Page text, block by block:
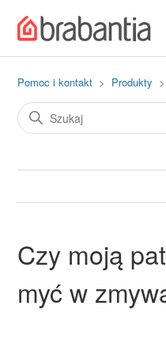
Pomoc i kontakt Produkty
Czy moją
myć w